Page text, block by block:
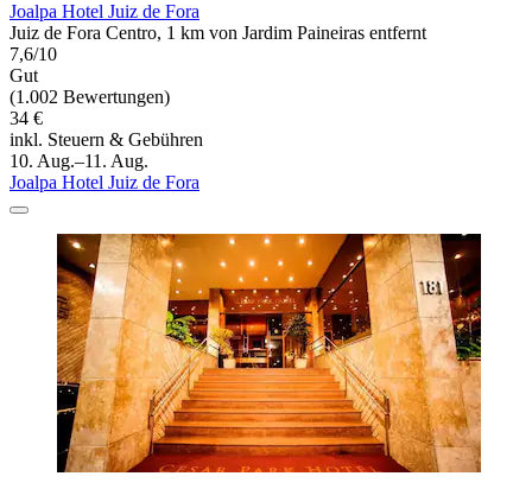
Joalpa Hotel Juiz de Fora
Juiz de Fora Centro, 1 km von Jardim Paineiras entfernt
7,6/10
Gut
(1.002 Bewertungen)
34 €
inkl. Steuern & Gebühren
10. Aug.–11. Aug.
Joalpa Hotel Juiz de Fora